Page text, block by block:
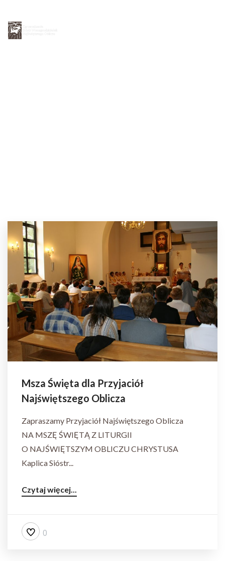
Msza Święta dla Przyjaciół
Najświętszego Oblicza
Zapraszamy Przyjaciół Najświętszego Oblicza
NA MSZĘ ŚWIĘTĄ Z LITURGII
O NAJŚWIĘTSZYM OBLICZU CHRYSTUSA
Kaplica Sióstr...
Czytaj więcej...
0